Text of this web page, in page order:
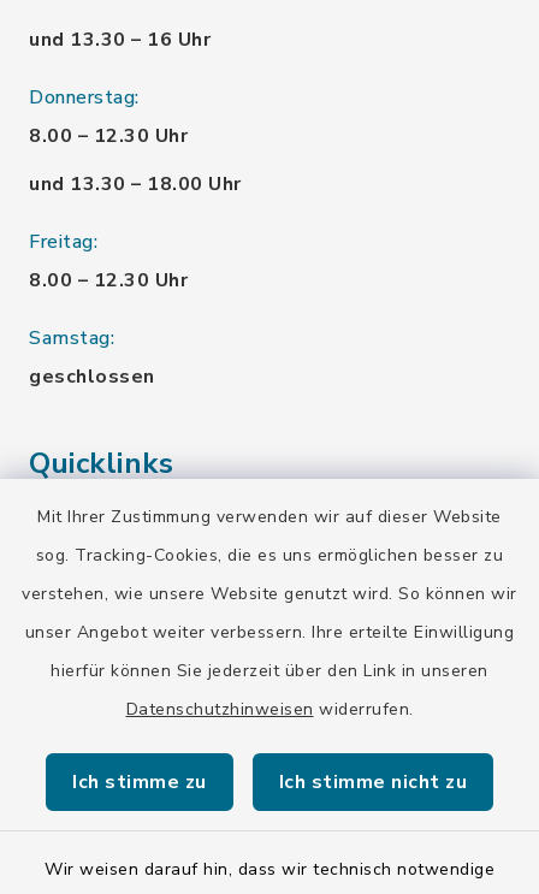
Mit Ihrer Zustimmung verwenden wir auf dieser Website
sog. Tracking-Cookies, die es uns ermöglichen besser zu
verstehen, wie unsere Website genutzt wird. So können wir
unser Angebot weiter verbessern. Ihre erteilte Einwilligung
hierfür können Sie jederzeit über den Link in unseren
Datenschutzhinweisen widerrufen.
Ich stimme zu Ich stimme nicht zu
Wir weisen darauf hin, dass wir technisch notwendige
und 13.30 – 16 Uhr
Donnerstag:
8.00 – 12.30 Uhr
und 13.30 – 18.00 Uhr
Freitag:
8.00 – 12.30 Uhr
Samstag:
geschlossen
Quicklinks
Landratsamt Bad Tölz-Wolfratshausen
BayernPortal
Kontakt
Barrierefreiheit